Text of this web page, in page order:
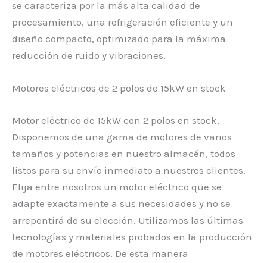
se caracteriza por la más alta calidad de
procesamiento, una refrigeración eficiente y un
diseño compacto, optimizado para la máxima
reducción de ruido y vibraciones.
Motores eléctricos de 2 polos de 15kW en stock
Motor eléctrico de 15kW con 2 polos en stock.
Disponemos de una gama de motores de varios
tamaños y potencias en nuestro almacén, todos
listos para su envío inmediato a nuestros clientes.
Elija entre nosotros un motor eléctrico que se
adapte exactamente a sus necesidades y no se
arrepentirá de su elección. Utilizamos las últimas
tecnologías y materiales probados en la producción
de motores eléctricos. De esta manera